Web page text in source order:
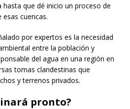
que dé inicio un proceso de
cuencas.
por expertos es la necesidad
entre la población y
del agua en una región en
tomas clandestinas que
y terrenos privados.
pronto?